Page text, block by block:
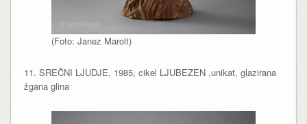
(Foto: Janez Marolt)
11. SREČNI LJUDJE, 1985, cikel LJUBEZEN ,unikat, glazirana
žgana glina